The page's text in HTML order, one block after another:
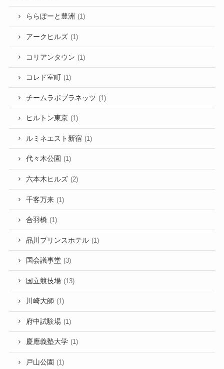
ららぽーと豊洲 (1)
アークヒルズ (1)
コリアンタウン (1)
コレド室町 (1)
チームラボプラネッツ (1)
ヒルトン東京 (1)
ルミネエスト新宿 (1)
代々木公園 (1)
六本木ヒルズ (2)
千客万来 (1)
合羽橋 (1)
品川プリンスホテル (1)
国会議事堂 (3)
国立競技場 (13)
川崎大師 (1)
府中試験場 (1)
慶應義塾大学 (1)
戸山公園 (1)